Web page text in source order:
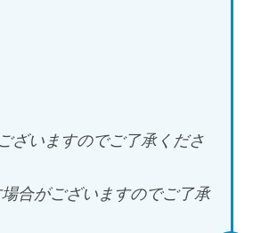
ざいますのでご了承くださ
合がございますのでご了承